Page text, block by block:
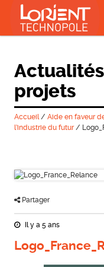
projets
Accueil/ Aide en faveur
l’industrie du futur/
Partager
Il y a 5 ans